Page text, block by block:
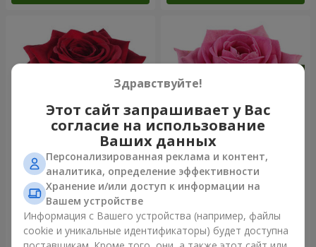
Роза красная (поштучно)
Заказать
Роза розовая (поштучно)
Заказать
Здравствуйте!
Этот сайт запрашивает у Вас
согласие на использование
Ваших данных
Персонализированная реклама и контент,
аналитика, определение эффективности
Хранение и/или доступ к информации на
Вашем устройстве
Информация с Вашего устройства (например, файлы
cookie и уникальные идентификаторы) будет доступна